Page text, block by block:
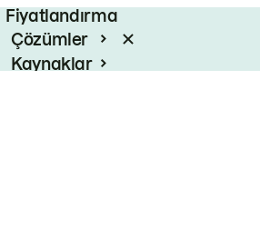
Fiyatlandırma
Çözümler
Kaynaklar